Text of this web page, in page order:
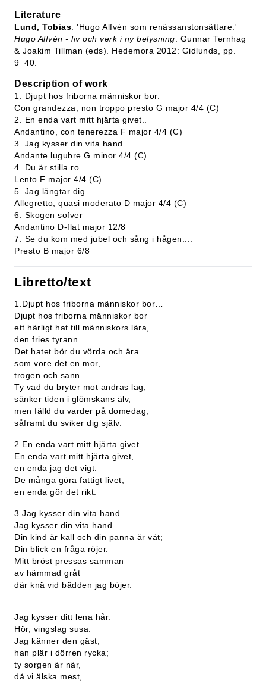
Literature
Lund, Tobias: 'Hugo Alfvén som renässanstonsättare.'
Hugo Alfvén - liv och verk i ny belysning . Gunnar Ternhag
& Joakim Tillman (eds). Hedemora 2012: Gidlunds, pp.
9−40.
Description of work
1. Djupt hos friborna människor bor.
Con grandezza, non troppo presto G major 4/4 (C)
2. En enda vart mitt hjärta givet..
Andantino, con tenerezza F major 4/4 (C)
3. Jag kysser din vita hand .
Andante lugubre G minor 4/4 (C)
4. Du är stilla ro
Lento F major 4/4 (C)
5. Jag längtar dig
Allegretto, quasi moderato D major 4/4 (C)
6. Skogen sofver
Andantino D-flat major 12/8
7. Se du kom med jubel och sång i hågen....
Presto B major 6/8
Libretto/text
1.Djupt hos friborna människor bor…
Djupt hos friborna människor bor
ett härligt hat till människors lära,
den fries tyrann.
Det hatet bör du vörda och ära
som vore det en mor,
trogen och sann.
Ty vad du bryter mot andras lag,
sänker tiden i glömskans älv,
men fälld du varder på domedag,
såframt du sviker dig själv.
2.En enda vart mitt hjärta givet
En enda vart mitt hjärta givet,
en enda jag det vigt.
De många göra fattigt livet,
en enda gör det rikt.
3.Jag kysser din vita hand
Jag kysser din vita hand.
Din kind är kall och din panna är våt;
Din blick en fråga röjer.
Mitt bröst pressas samman
av hämmad gråt
där knä vid bädden jag böjer.
Jag kysser ditt lena hår.
Hör, vingslag susa.
Jag känner den gäst,
han plär i dörren rycka;
ty sorgen är när,
då vi älska mest,